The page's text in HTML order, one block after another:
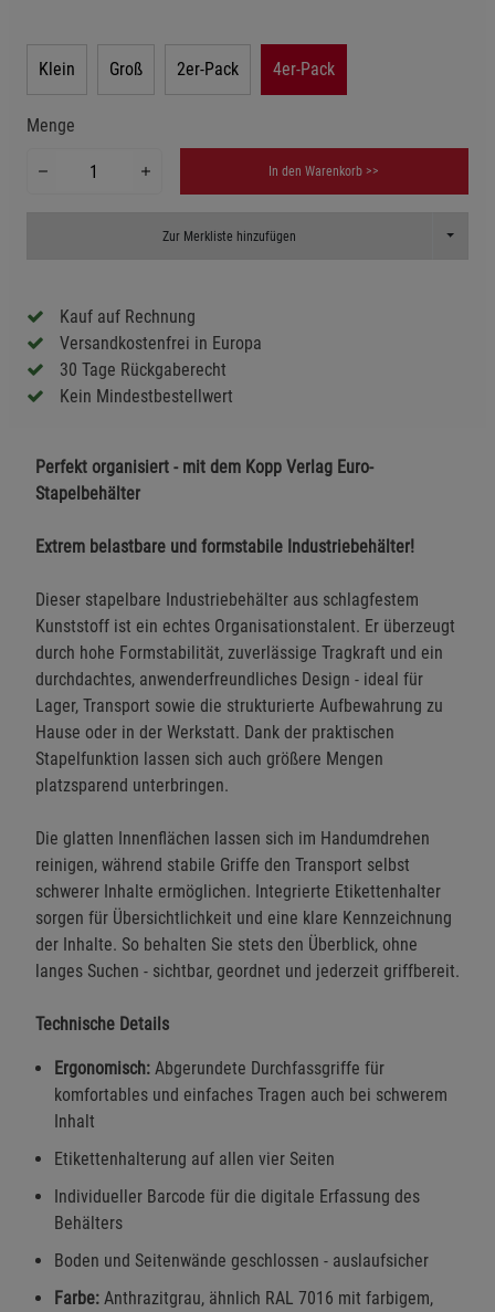
Klein Groß 2er-Pack 4er-Pack
Menge
In den Warenkorb >>
Zur Merkliste hinzufügen Toggle
Kauf auf Rechnung
Versandkostenfrei in Europa
30 Tage Rückgaberecht
Kein Mindestbestellwert
Perfekt organisiert - mit dem Kopp Verlag Euro-
Stapelbehälter
Extrem belastbare und formstabile Industriebehälter!
Dieser stapelbare Industriebehälter aus schlagfestem
Kunststoff ist ein echtes Organisationstalent. Er überzeugt
durch hohe Formstabilität, zuverlässige Tragkraft und ein
durchdachtes, anwenderfreundliches Design - ideal für
Lager, Transport sowie die strukturierte Aufbewahrung zu
Hause oder in der Werkstatt. Dank der praktischen
Stapelfunktion lassen sich auch größere Mengen
platzsparend unterbringen.
Die glatten Innenflächen lassen sich im Handumdrehen
reinigen, während stabile Griffe den Transport selbst
schwerer Inhalte ermöglichen. Integrierte Etikettenhalter
sorgen für Übersichtlichkeit und eine klare Kennzeichnung
der Inhalte. So behalten Sie stets den Überblick, ohne
langes Suchen - sichtbar, geordnet und jederzeit griffbereit.
Technische Details
Ergonomisch: Abgerundete Durchfassgriffe für
komfortables und einfaches Tragen auch bei schwerem
Inhalt
Etikettenhalterung auf allen vier Seiten
Individueller Barcode für die digitale Erfassung des
Behälters
Boden und Seitenwände geschlossen - auslaufsicher
Farbe: Anthrazitgrau, ähnlich RAL 7016 mit farbigem,